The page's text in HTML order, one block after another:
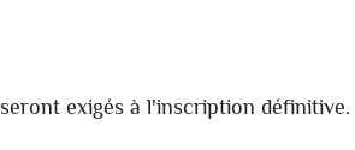
exigés à l'inscription définitive.